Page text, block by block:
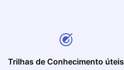
Trilhas de Conhecimento úteis